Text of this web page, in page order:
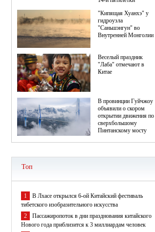
Топ
1 В Лхасе открылся 6-ой Китайский фестиваль
тибетского изобразительного искусства
2 Пассажиропоток в дни празднования китайского
Нового года приблизится к 3 миллиардам человек